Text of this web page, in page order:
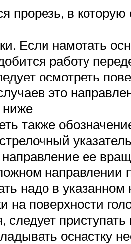
прорезь, в
Если намотать
работу
осмотреть
это
ниже
также
ее
направлении
надо в
на поверхности
приступать
оснастку